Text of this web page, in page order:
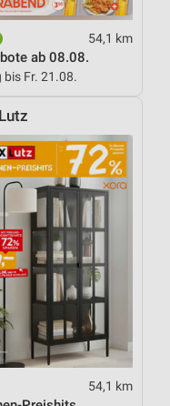
54,1 km
ab 08.08.
bis Fr. 21.08.
54,1 km